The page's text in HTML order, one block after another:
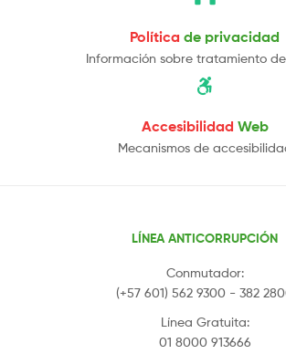
Política de privacidad
Información sobre tratamiento
Accesibilidad Web
Mecanismos de
LÍNEA ANTICORRUPCIÓN
Conmutador:
(+57 601) 562 9300 - 382
Línea Gratuita:
01 8000 913666